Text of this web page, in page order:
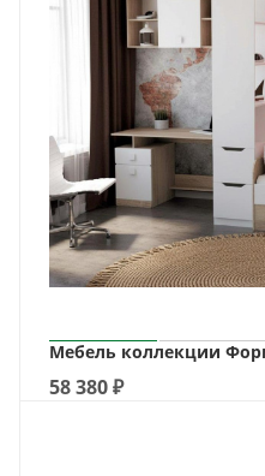
Мебель коллекции
58 380₽